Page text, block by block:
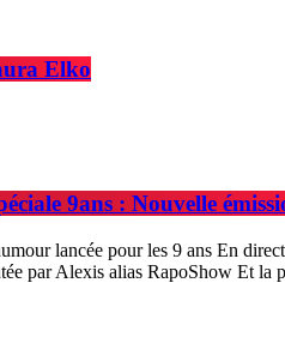
Elko
9ans : Nouvelle
lancée pour les 9 ans En
par Alexis alias RapoShow Et